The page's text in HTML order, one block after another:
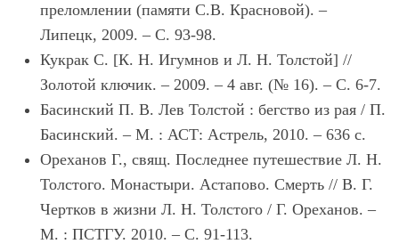
преломлении (памяти С.В. Красновой). –
Липецк, 2009. – С. 93-98.
Кукрак С. [К. Н. Игумнов и Л. Н. Толстой] //
Золотой ключик. – 2009. – 4 авг. (№ 16). – С. 6-7.
Басинский П. В. Лев Толстой : бегство из рая / П.
Басинский. – М. : АСТ: Астрель, 2010. – 636 с.
Ореханов Г., свящ. Последнее путешествие Л. Н.
Толстого. Монастыри. Астапово. Смерть // В. Г.
Чертков в жизни Л. Н. Толстого / Г. Ореханов. –
М. : ПСТГУ. 2010. – С. 91-113.